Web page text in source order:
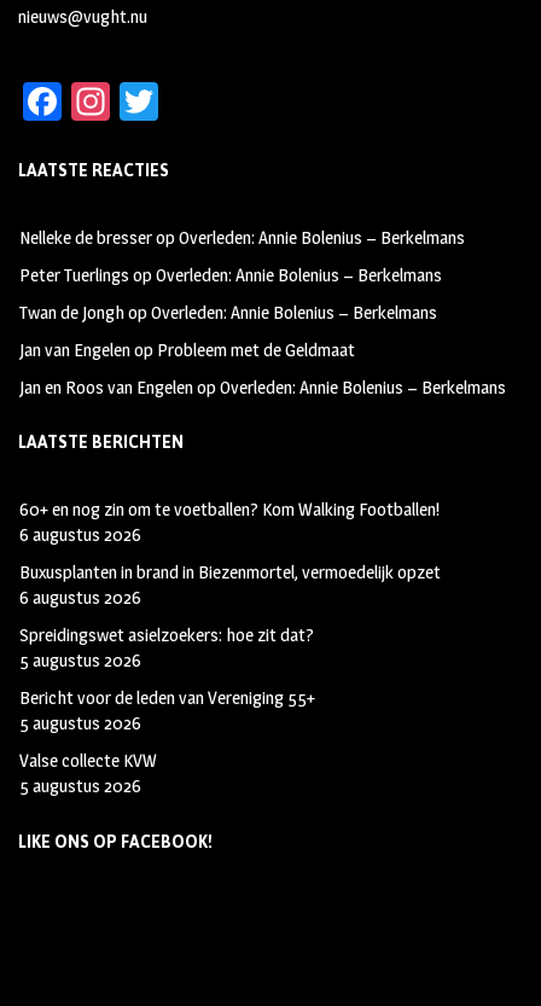
nieuws@vught.nu
Fa
b
oo
k
In
ag
m
tt
LAATSTE REACTIES
Nelleke de bresseropOverleden: Annie Bolenius – Berkelmans
Peter Tuerlings opOverleden: Annie Bolenius – Berkelmans
Twan de JonghopOverleden: Annie Bolenius – Berkelmans
Jan van Engelenop Probleem met de Geldmaat
Jan en Roos van EngelenopOverleden: Annie Bolenius – Berkelmans
LAATSTE BERICHTEN
60+ en nog zin om te voetballen? Kom Walking Footballen!
6 augustus 2026
Buxusplanten in brand in Biezenmortel, vermoedelijk opzet
6 augustus 2026
Spreidingswet asielzoekers: hoe zit dat?
5 augustus 2026
Bericht voor de leden van Vereniging 55+
5 augustus 2026
Valse collecte KVW
5 augustus 2026
LIKE ONS OP FACEBOOK!